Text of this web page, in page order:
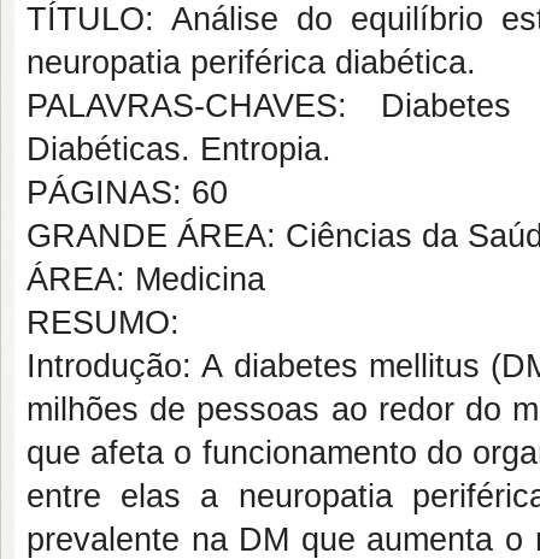
TÍTULO: Análise do equilíbrio
neuropatia periférica diabética.
PALAVRAS-CHAVES:
Diabéticas. Entropia.
PÁGINAS: 60
GRANDE ÁREA: Ciências da
ÁREA: Medicina
RESUMO:
Introdução: A diabetes mellitus
milhões de pessoas ao redor do
que afeta o funcionamento do
entre elas a neuropatia
prevalente na DM que aumenta